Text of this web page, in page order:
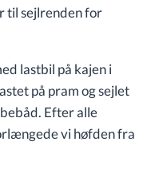
til sejlrenden for
lastbil på kajen i
på pram og sejlet
Efter alle
vi høfden fra